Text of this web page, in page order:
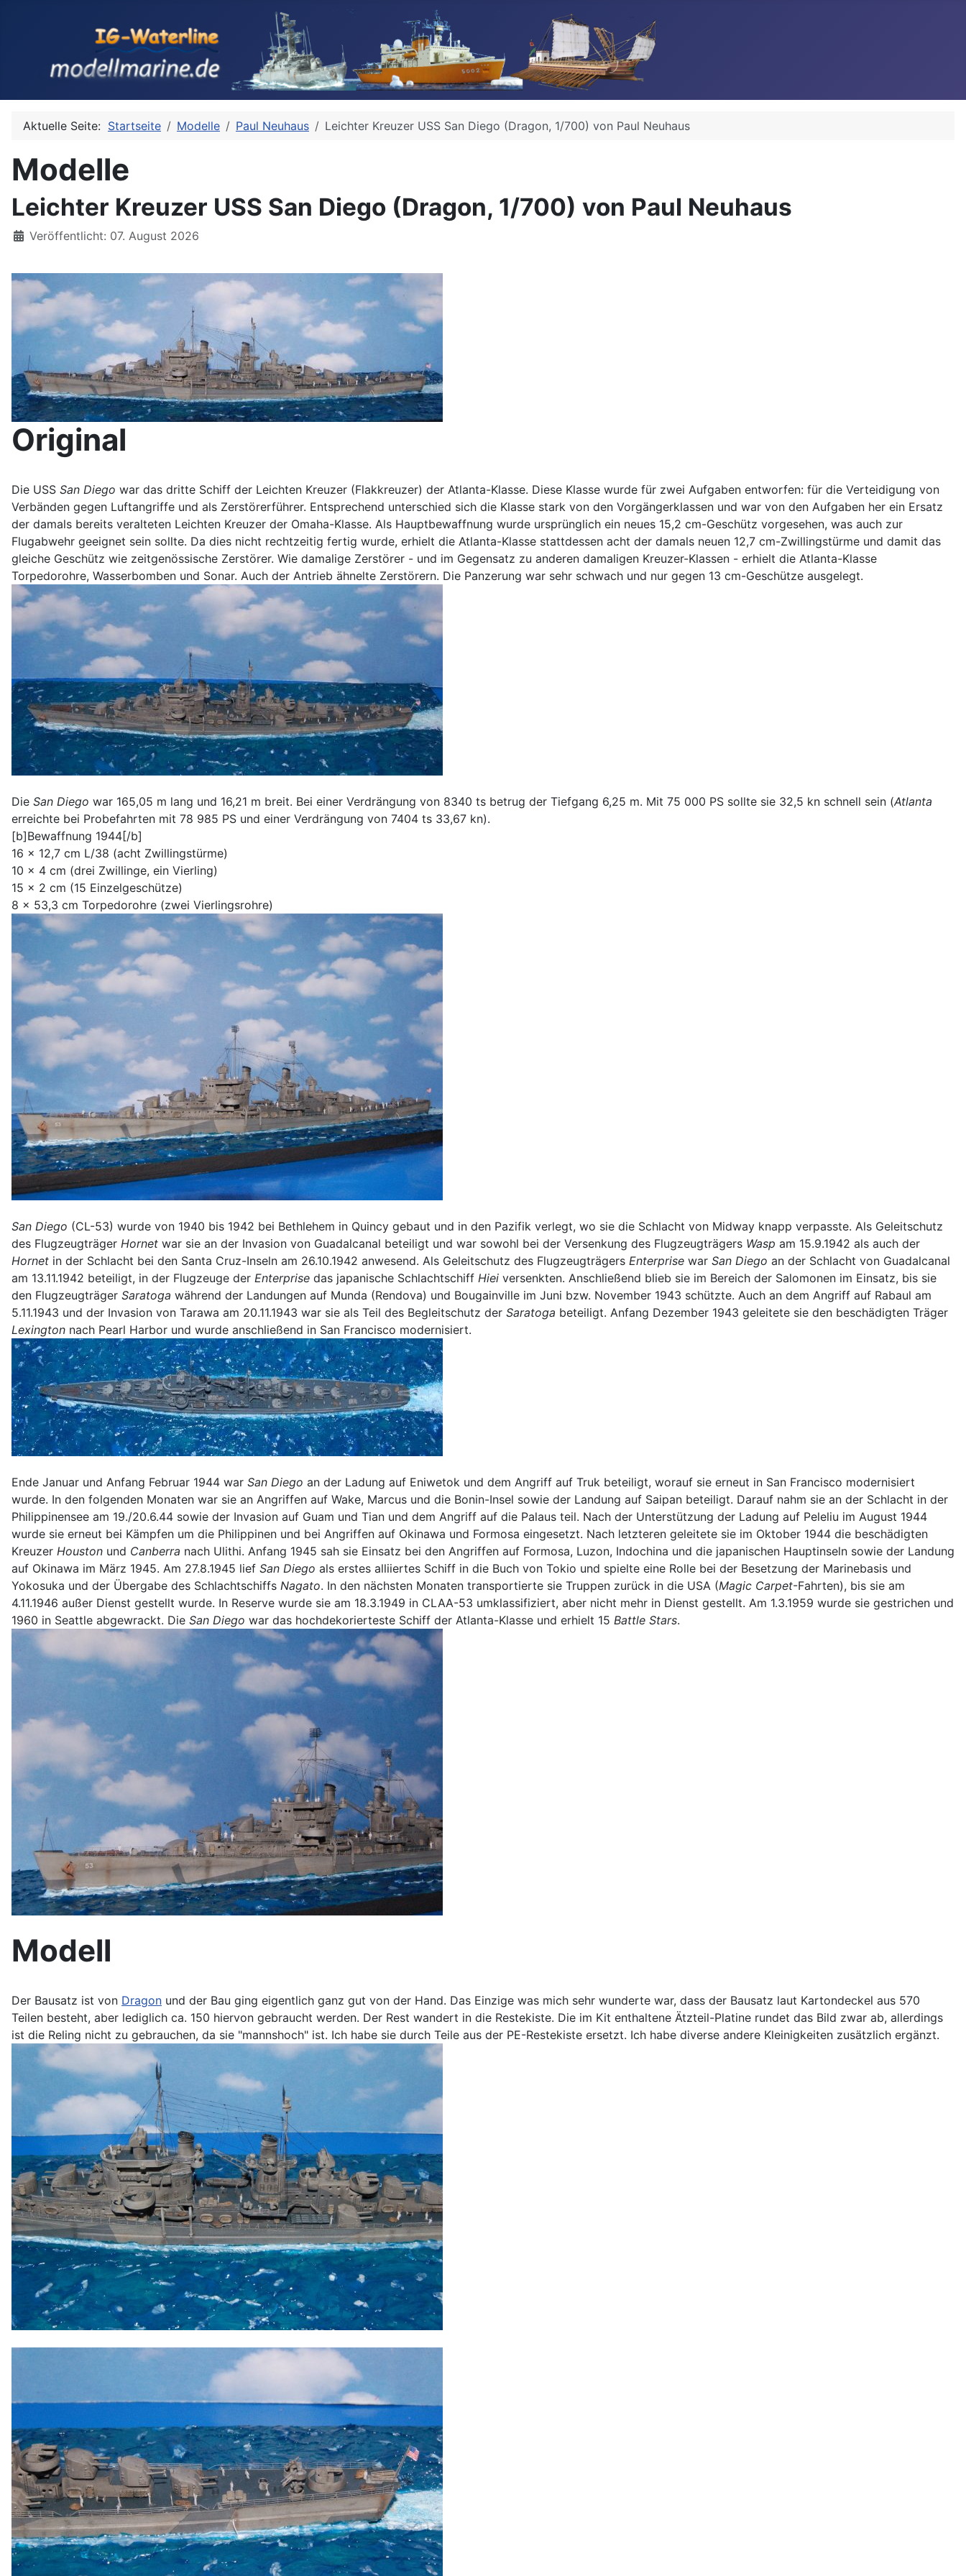
Aktuelle Seite: Startseite Modelle Paul Neuhaus Leichter Kreuzer USS San Diego (Dragon, 1/700) von Paul Neuhaus
Modelle
Leichter Kreuzer USS San Diego (Dragon, 1/700) von Paul Neuhaus
Details
Veröffentlicht: 07. August 2026
Original
Die USS San Diego war das dritte Schiff der Leichten Kreuzer (Flakkreuzer) der Atlanta-Klasse. Diese Klasse wurde für zwei Aufgaben entworfen: für die Verteidigung von
Verbänden gegen Luftangriffe und als Zerstörerführer. Entsprechend unterschied sich die Klasse stark von den Vorgängerklassen und war von den Aufgaben her ein Ersatz
der damals bereits veralteten Leichten Kreuzer der Omaha-Klasse. Als Hauptbewaffnung wurde ursprünglich ein neues 15,2 cm-Geschütz vorgesehen, was auch zur
Flugabwehr geeignet sein sollte. Da dies nicht rechtzeitig fertig wurde, erhielt die Atlanta-Klasse stattdessen acht der damals neuen 12,7 cm-Zwillingstürme und damit das
gleiche Geschütz wie zeitgenössische Zerstörer. Wie damalige Zerstörer - und im Gegensatz zu anderen damaligen Kreuzer-Klassen - erhielt die Atlanta-Klasse
Torpedorohre, Wasserbomben und Sonar. Auch der Antrieb ähnelte Zerstörern. Die Panzerung war sehr schwach und nur gegen 13 cm-Geschütze ausgelegt.
Die San Diego war 165,05 m lang und 16,21 m breit. Bei einer Verdrängung von 8340 ts betrug der Tiefgang 6,25 m. Mit 75 000 PS sollte sie 32,5 kn schnell sein (Atlanta
erreichte bei Probefahrten mit 78 985 PS und einer Verdrängung von 7404 ts 33,67 kn).
[b]Bewaffnung 1944[/b]
16 x 12,7 cm L/38 (acht Zwillingstürme)
10 x 4 cm (drei Zwillinge, ein Vierling)
15 x 2 cm (15 Einzelgeschütze)
8 x 53,3 cm Torpedorohre (zwei Vierlingsrohre)
San Diego (CL-53) wurde von 1940 bis 1942 bei Bethlehem in Quincy gebaut und in den Pazifik verlegt, wo sie die Schlacht von Midway knapp verpasste. Als Geleitschutz
des Flugzeugträger Hornet war sie an der Invasion von Guadalcanal beteiligt und war sowohl bei der Versenkung des Flugzeugträgers Wasp am 15.9.1942 als auch der
Hornet in der Schlacht bei den Santa Cruz-Inseln am 26.10.1942 anwesend. Als Geleitschutz des Flugzeugträgers Enterprise war San Diego an der Schlacht von Guadalcanal
am 13.11.1942 beteiligt, in der Flugzeuge der Enterprise das japanische Schlachtschiff Hiei versenkten. Anschließend blieb sie im Bereich der Salomonen im Einsatz, bis sie
den Flugzeugträger Saratoga während der Landungen auf Munda (Rendova) und Bougainville im Juni bzw. November 1943 schützte. Auch an dem Angriff auf Rabaul am
5.11.1943 und der Invasion von Tarawa am 20.11.1943 war sie als Teil des Begleitschutz der Saratoga beteiligt. Anfang Dezember 1943 geleitete sie den beschädigten Träger
Lexington nach Pearl Harbor und wurde anschließend in San Francisco modernisiert.
Ende Januar und Anfang Februar 1944 war San Diego an der Ladung auf Eniwetok und dem Angriff auf Truk beteiligt, worauf sie erneut in San Francisco modernisiert
wurde. In den folgenden Monaten war sie an Angriffen auf Wake, Marcus und die Bonin-Insel sowie der Landung auf Saipan beteiligt. Darauf nahm sie an der Schlacht in der
Philippinensee am 19./20.6.44 sowie der Invasion auf Guam und Tian und dem Angriff auf die Palaus teil. Nach der Unterstützung der Ladung auf Peleliu im August 1944
wurde sie erneut bei Kämpfen um die Philippinen und bei Angriffen auf Okinawa und Formosa eingesetzt. Nach letzteren geleitete sie im Oktober 1944 die beschädigten
Kreuzer Houston und Canberra nach Ulithi. Anfang 1945 sah sie Einsatz bei den Angriffen auf Formosa, Luzon, Indochina und die japanischen Hauptinseln sowie der Landung
auf Okinawa im März 1945. Am 27.8.1945 lief San Diego als erstes alliiertes Schiff in die Buch von Tokio und spielte eine Rolle bei der Besetzung der Marinebasis und
Yokosuka und der Übergabe des Schlachtschiffs Nagato. In den nächsten Monaten transportierte sie Truppen zurück in die USA (Magic Carpet-Fahrten), bis sie am
4.11.1946 außer Dienst gestellt wurde. In Reserve wurde sie am 18.3.1949 in CLAA-53 umklassifiziert, aber nicht mehr in Dienst gestellt. Am 1.3.1959 wurde sie gestrichen und
1960 in Seattle abgewrackt. Die San Diego war das hochdekorierteste Schiff der Atlanta-Klasse und erhielt 15 Battle Stars.
Modell
Der Bausatz ist von Dragon und der Bau ging eigentlich ganz gut von der Hand. Das Einzige was mich sehr wunderte war, dass der Bausatz laut Kartondeckel aus 570
Teilen besteht, aber lediglich ca. 150 hiervon gebraucht werden. Der Rest wandert in die Restekiste. Die im Kit enthaltene Ätzteil-Platine rundet das Bild zwar ab, allerdings
ist die Reling nicht zu gebrauchen, da sie "mannshoch" ist. Ich habe sie durch Teile aus der PE-Restekiste ersetzt. Ich habe diverse andere Kleinigkeiten zusätzlich ergänzt.